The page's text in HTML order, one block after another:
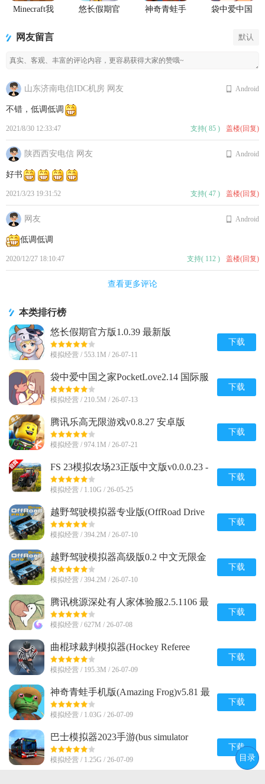
Minecraft我
悠长假期官
神奇青蛙手
袋中爱中国
网友留言 默认
山东济南电信IDC机房 网友
2021/8/30 12:33:47
不错，低调低调
Android
支持( 85 ) 盖楼(回复)
陕西西安电信 网友
2021/3/23 19:31:52
好书
Android
支持( 47 ) 盖楼(回复)
网友
2020/12/27 18:10:47
低调低调
Android
支持( 112 ) 盖楼(回复)
查看更多评论
本类排行榜
悠长假期官方版1.0.39 最新版
模拟经营 / 553.1M / 26-07-11
下载
袋中爱中国之家PocketLove2.14 国际服
模拟经营 / 210.5M / 26-07-13
下载
腾讯乐高无限游戏v0.8.27 安卓版
模拟经营 / 974.1M / 26-07-21
下载
FS 23模拟农场23正版中文版v0.0.0.23 -
Google 谷歌版
模拟经营 / 1.10G / 26-05-25
下载
越野驾驶模拟器专业版(OffRoad Drive
Pro)0.2 中文安卓最新版
模拟经营 / 394.2M / 26-07-10
下载
越野驾驶模拟器高级版0.2 中文无限金
币版
模拟经营 / 394.2M / 26-07-10
下载
腾讯桃源深处有人家体验服2.5.1106 最
新版
模拟经营 / 627M / 26-07-08
下载
曲棍球裁判模拟器(Hockey Referee
Simulator)2.2 手机免费版
模拟经营 / 195.3M / 26-07-09
下载
神奇青蛙手机版(Amazing Frog)v5.81 最
新版
模拟经营 / 1.03G / 26-07-09
下载
巴士模拟器2023手游(bus simulator
2023)v1.16.3 内置菜单版
模拟经营 / 1.25G / 26-07-09
下载
目录